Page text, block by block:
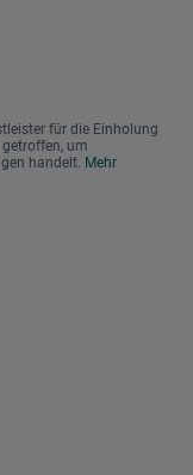
für die Einholung
um
handelt. Mehr